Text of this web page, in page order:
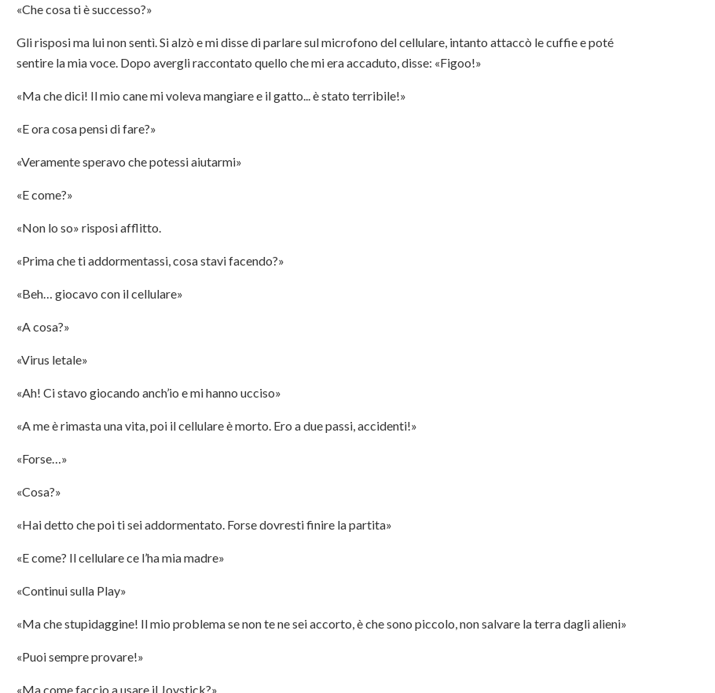
«Che cosa ti è successo?»
Gli risposi ma lui non sentì. Si alzò e mi disse di parlare sul microfono del cellulare, intanto attaccò le cuffie e poté
sentire la mia voce. Dopo avergli raccontato quello che mi era accaduto, disse: «Figoo!»
«Ma che dici! Il mio cane mi voleva mangiare e il gatto... è stato terribile!»
«E ora cosa pensi di fare?»
«Veramente speravo che potessi aiutarmi»
«E come?»
«Non lo so» risposi afflitto.
«Prima che ti addormentassi, cosa stavi facendo?»
«Beh… giocavo con il cellulare»
«A cosa?»
«Virus letale»
«Ah! Ci stavo giocando anch’io e mi hanno ucciso»
«A me è rimasta una vita, poi il cellulare è morto. Ero a due passi, accidenti!»
«Forse…»
«Cosa?»
«Hai detto che poi ti sei addormentato. Forse dovresti finire la partita»
«E come? Il cellulare ce l’ha mia madre»
«Continui sulla Play»
«Ma che stupidaggine! Il mio problema se non te ne sei accorto, è che sono piccolo, non salvare la terra dagli alieni»
«Puoi sempre provare!»
«Ma come faccio a usare il Joystick?»